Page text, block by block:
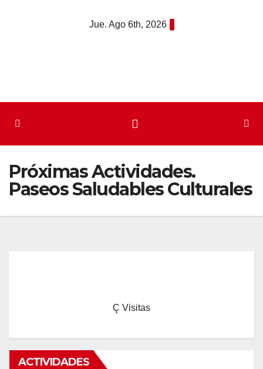
Jue. Ago 6th, 2026
Próximas Actividades.
Paseos Saludables Culturales
Ç Visitas
ACTIVIDADES